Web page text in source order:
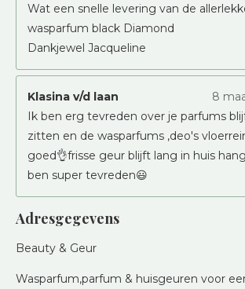
Wat een snelle levering van de
wasparfum black Diamond
Dankjewel Jacqueline
Klasina v/d laan
8
Ik ben erg tevreden over je parfums
zitten en de wasparfums ,deo's
goed👌frisse geur blijft lang in huis
ben super tevreden😃
Adresgegevens
Beauty & Geur
Wasparfum,parfum & huisgeuren voor